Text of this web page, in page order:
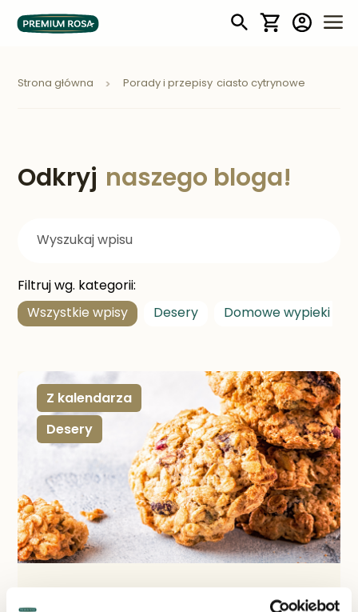
Mój koszyk
Strona główna Porady i przepisy ciasto cytrynowe
Odkryj naszego bloga!
Filtruj wg. kategorii:
Wszystkie wpisy Desery Domowe wypieki
Z kalendarza
,
Desery